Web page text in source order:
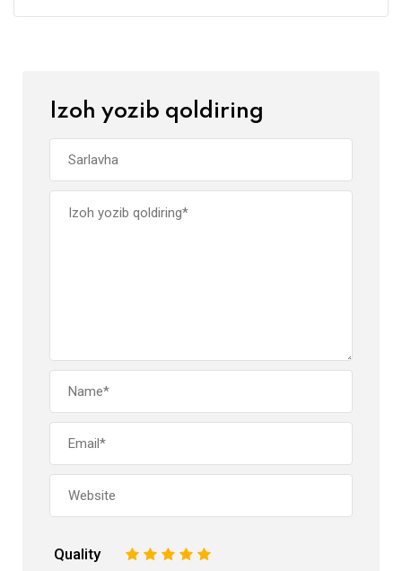
Izoh yozib qoldiring
Quality 5
4
3
2